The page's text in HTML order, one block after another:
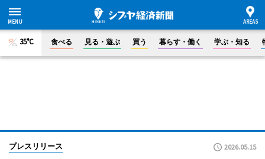
35°C 食べる 見る・遊ぶ 買う 暮らす・働く 学ぶ・知る
プレスリリース 2026.05.15